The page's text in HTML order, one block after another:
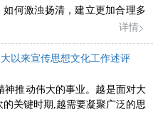
何激浊扬清，建立更加合理多
详情
以来宣传思想文化工作述评
神推动伟大的事业。越是面对大
关键时期,越需要凝聚广泛的思